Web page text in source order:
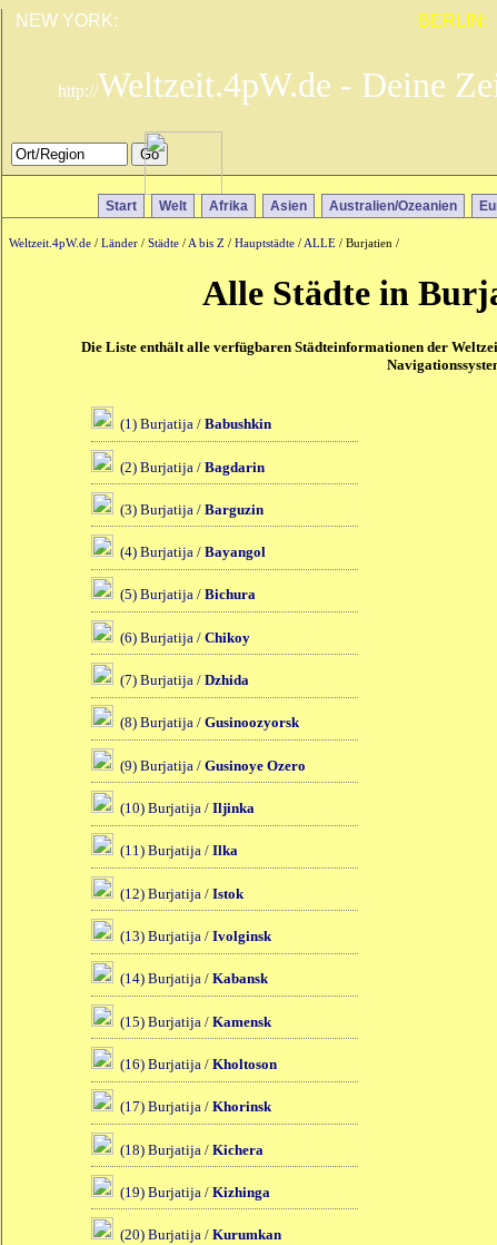
NEW YORK: BERLIN:
http://Weltzeit.4pW.de - Deine
Start Welt Afrika Asien Australien/Ozeanien
Weltzeit.4pW.de / Länder / Städte / A bis Z / Hauptstädte / ALLE / Burjatien /
Alle Städte in
Die Liste enthält alle verfügbaren Städteinformationen der
(1) Burjatija / Babushkin
(2) Burjatija / Bagdarin
(3) Burjatija / Barguzin
(4) Burjatija / Bayangol
(5) Burjatija / Bichura
(6) Burjatija / Chikoy
(7) Burjatija / Dzhida
(8) Burjatija / Gusinoozyorsk
(9) Burjatija / Gusinoye Ozero
(10) Burjatija / Iljinka
(11) Burjatija / Ilka
(12) Burjatija / Istok
(13) Burjatija / Ivolginsk
(14) Burjatija / Kabansk
(15) Burjatija / Kamensk
(16) Burjatija / Kholtoson
(17) Burjatija / Khorinsk
(18) Burjatija / Kichera
(19) Burjatija / Kizhinga
(20) Burjatija / Kurumkan